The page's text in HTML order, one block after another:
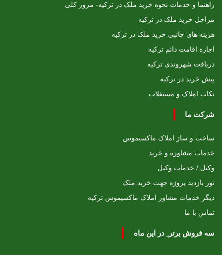
راهنما و خدمات نحوه خرید ملک در ترکیه- مرور کلی
مراحل خرید ملک در ترکیه
هزینه های جانبی خرید ملک در ترکیه
اجازه اقامت دائم ترکیه
دریافت شهروندی ترکیه
پیش خرید در ترکیه
نکات املاک و مستغلات
شرکت ما
ساخت و ساز املاک ماکسیموس
خدمات مشاوره و خرید
وکیل / خدمات وکیل
تور بازدید پروژه جهت خرید ملک
دیگر خدمات مشاور املاک ماکسیموس ترکیه
تماس با ما
سه فروش برتر ِ در این ماه